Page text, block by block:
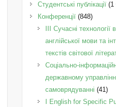
Студентські публікації(1
Конференції(848)
III Сучасні технології
англійської мови та
текстів світової
Соціально-
державному
самоврядуванні (41)
І English for Specific